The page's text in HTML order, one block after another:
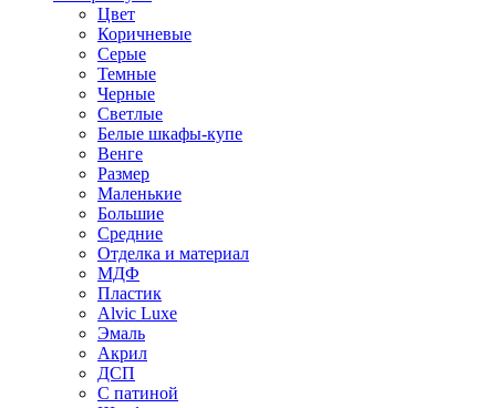
Цвет
Коричневые
Серые
Темные
Черные
Светлые
Белые шкафы-купе
Венге
Размер
Маленькие
Большие
Средние
Отделка и материал
МДФ
Пластик
Alvic Luxe
Эмаль
Акрил
ДСП
С патиной